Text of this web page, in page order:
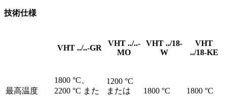
技術仕様
VHT ../..-GR
VHT ../..-
MO
VHT ../18-
W
VHT
../18-KE
最高温度
1800 °C、
2200 °C また
1200 °C
または
1800 °C 1800 °C